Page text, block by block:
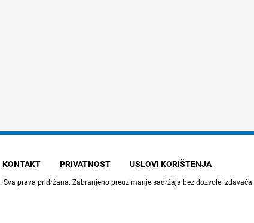
KONTAKT PRIVATNOST USLOVI KORIŠTENJA
. Sva prava pridržana. Zabranjeno preuzimanje sadržaja bez dozvole izdavača.